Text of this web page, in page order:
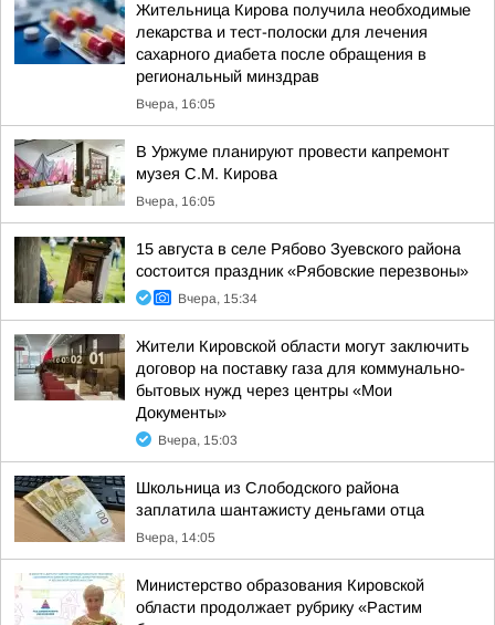
Жительница Кирова получила необходимые
лекарства и тест-полоски для лечения
сахарного диабета после обращения в
региональный минздрав
Вчера, 16:05
В Уржуме планируют провести капремонт
музея С.М. Кирова
Вчера, 16:05
15 августа в селе Рябово Зуевского района
состоится праздник «Рябовские перезвоны»
Вчера, 15:34
Жители Кировской области могут заключить
договор на поставку газа для коммунально-
бытовых нужд через центры «Мои
Документы»
Вчера, 15:03
Школьница из Слободского района
заплатила шантажисту деньгами отца
Вчера, 14:05
Министерство образования Кировской
области продолжает рубрику «Растим